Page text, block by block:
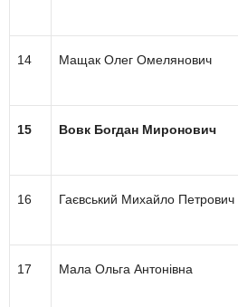
14 Мащак Олег Омелянович
15 Вовк Богдан Миронович
16 Гаєвський Михайло Петрович
17 Мала Ольга Антонівна